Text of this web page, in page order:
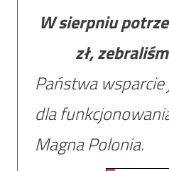
W sierpniu
zł,
Państwa
dla
Magna Polonia.